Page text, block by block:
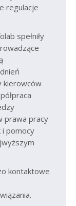
regulacje
spełniły
kierowców
prawa pracy
i pomocy
kontaktowe